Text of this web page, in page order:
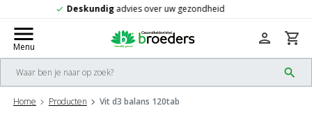
check Gratisverzending vanaf 50,-
menu
Menu
search
person shopping_cart
Home Producten Vit d3 balans 120tab